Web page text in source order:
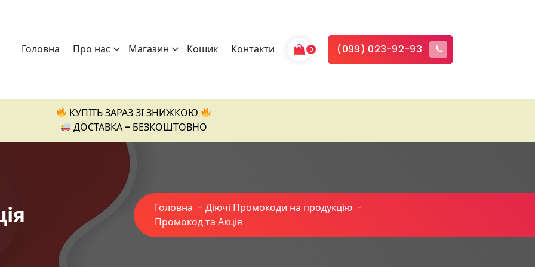
Головна Про нас Магазин Кошик Контакти 0 (099) 023-92-93
КУПІТЬ ЗАРАЗ ЗІ ЗНИЖКОЮ
ДОСТАВКА - БЕЗКОШТОВНО
Головна - Діючі Промокоди на продукцію -
Промокод та Акція